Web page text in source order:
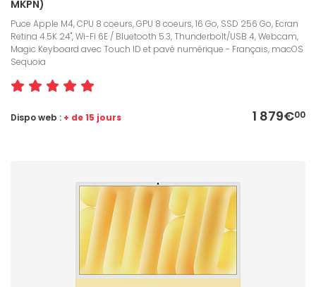
MKPN)
Puce Apple M4, CPU 8 coeurs, GPU 8 coeurs, 16 Go, SSD 256 Go, Ecran
Retina 4.5K 24", Wi-Fi 6E / Bluetooth 5.3, Thunderbolt/USB 4, Webcam,
Magic Keyboard avec Touch ID et pavé numérique - Français, macOS
Sequoia
1 879€00
Dispo web : + de 15 jours